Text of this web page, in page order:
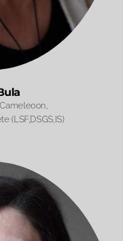
(LSF,DSGS,IS)